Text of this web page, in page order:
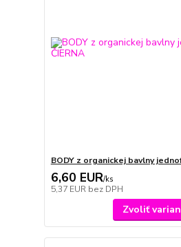
BODY z organickej bavlny
6,60 EUR/ks
5,37 EUR bez DPH
Zvoliť